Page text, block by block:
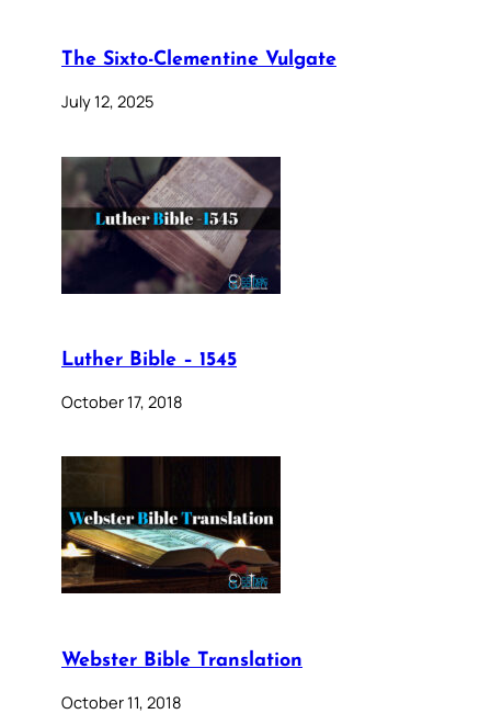
The Sixto-Clementine Vulgate
July 12, 2025
Luther Bible – 1545
October 17, 2018
Webster Bible Translation
October 11, 2018